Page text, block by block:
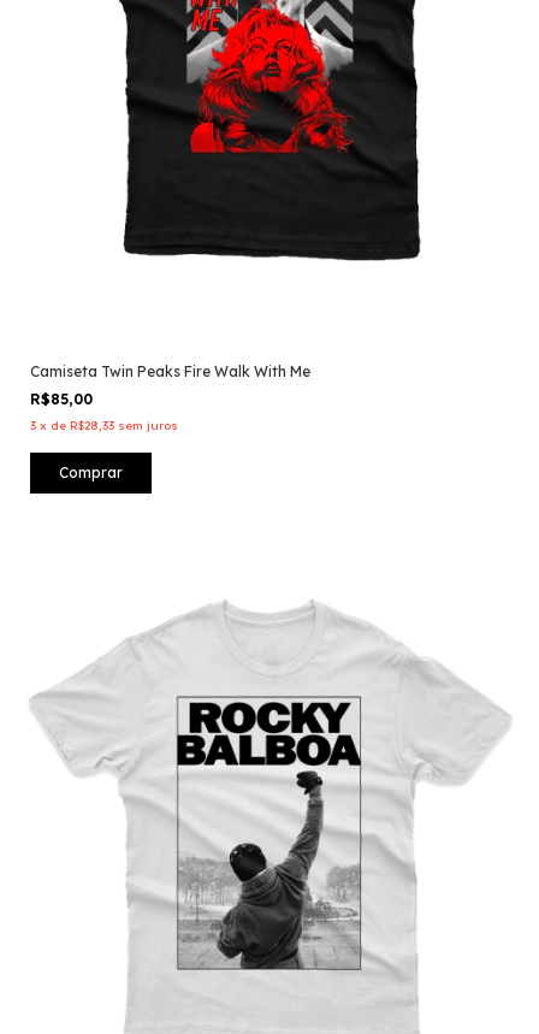
Camiseta Twin Peaks Fire Walk With Me
R$85,00
3 x de R$28,33 sem juros
Comprar